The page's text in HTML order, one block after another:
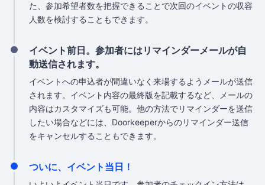
た、参加希望者数を把握できることで次回のイベントの収容
人数を検討することもできます。
イベント前日。参加者にはリマインダーメールが自
動送信されます。
イベントへの申込者が間違いなく来場するようメールが送信
されます。イベント内容の最終版を記載するなど、メールの
内容はカスタマイズも可能。他の方法でリマインダーを送信
したい場合などには、Doorkeeperからのリマインダー送信
をキャンセルすることもできます。
ついに、イベント当日！